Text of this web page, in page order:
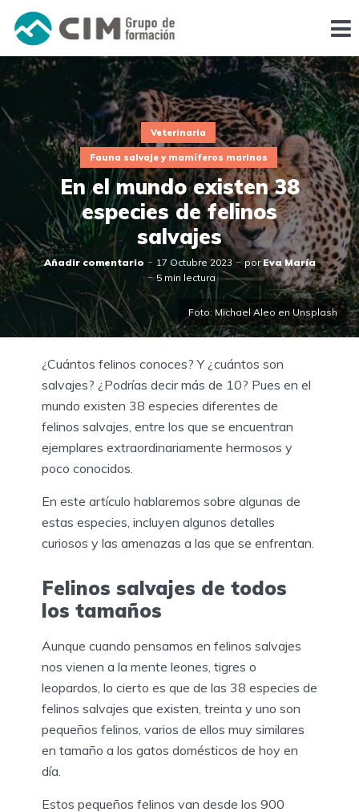
Foto: Michael Aleo en Unsplash
Veterinaria
Fauna salvaje y mamíferos marinos
En el mundo existen 38
especies de felinos
salvajes
Añadir comentario 17 Octubre 2023 por Eva María
5 min lectura
¿Cuántos felinos conoces? Y ¿cuántos son
salvajes? ¿Podrías decir más de 10? Pues en el
mundo existen 38 especies diferentes de
felinos salvajes, entre los que se encuentran
ejemplares extraordinariamente hermosos y
poco conocidos.
En este artículo hablaremos sobre algunas de
estas especies, incluyen algunos detalles
curiosos y las amenazas a las que se enfrentan.
Felinos salvajes de todos
los tamaños
Aunque cuando pensamos en felinos salvajes
nos vienen a la mente leones, tigres o
leopardos, lo cierto es que de las 38 especies de
felinos salvajes que existen, treinta y uno son
pequeños felinos, varios de ellos muy similares
en tamaño a los gatos domésticos de hoy en
día.
Estos pequeños felinos van desde los 900